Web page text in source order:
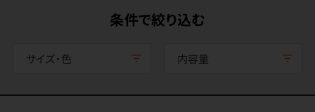
条件で絞り込む
サイズ・色 内容量